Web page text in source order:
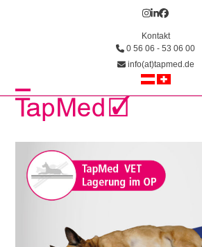
Instagram
LinkedIn
Facebook
Kontakt
0 56 06 - 53 06 00
info(at)tapmed.de
Open
menu
Close
menu